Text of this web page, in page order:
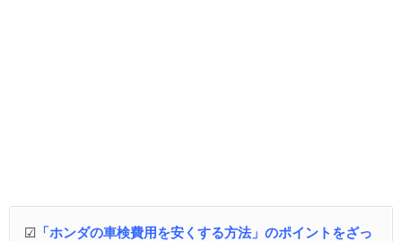
☑ 「ホンダの車検費用を安くする方法」のポイントをざっ